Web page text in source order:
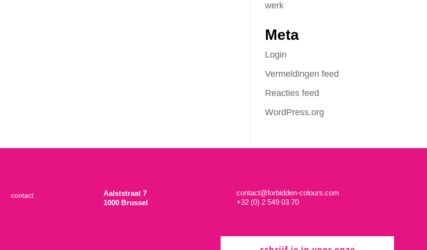
werk
Meta
Login
Vermeldingen feed
Reacties feed
WordPress.org
contact
Aalststraat 7
1000 Brussel
contact@forbidden-colours.com
+32 (0) 2 549 03 70